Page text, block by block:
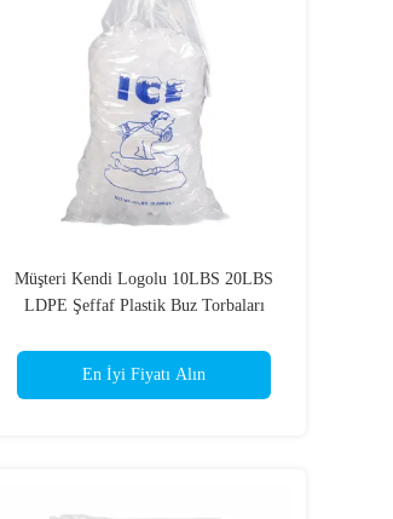
Müşteri Kendi Logolu 10LBS 20LBS
LDPE Şeffaf Plastik Buz Torbaları
En İyi Fiyatı Alın